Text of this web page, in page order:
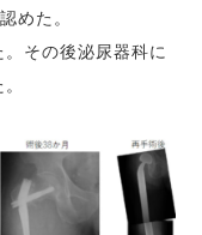
めた。
その後泌尿器科に